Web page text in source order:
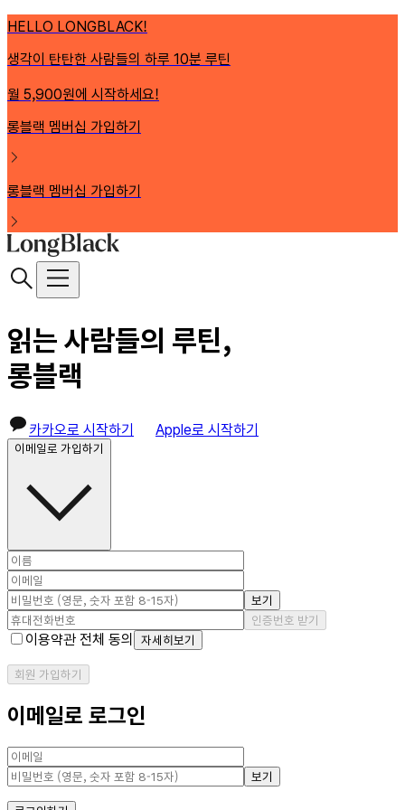
HELLO LONGBLACK!
생각이 탄탄한 사람들의 하루 10분 루틴
월 5,900원에 시작하세요!
롱블랙 멤버십 가입하기
롱블랙 멤버십 가입하기
읽는 사람들의 루틴,
롱블랙
카카오로 시작하기 Apple로 시작하기
이메일로 가입하기
보기
인증번호 받기
이용약관 전체 동의 자세히보기
회원 가입하기
이메일로 로그인
보기